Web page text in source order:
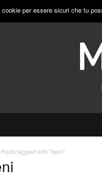
2026 PUBBLICITÀ
Posts tagged with "beni"
per essere sicuri che tu